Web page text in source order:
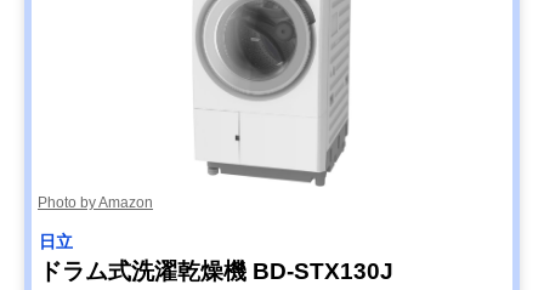
Photo by Amazon
日立
ドラム式洗濯乾燥機 BD-STX130J